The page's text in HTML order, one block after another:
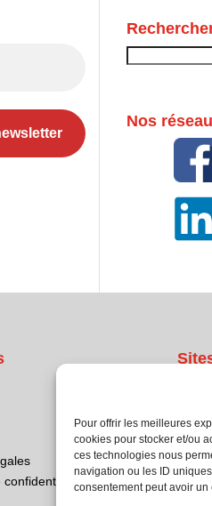
Pour offrir les meilleures
cookies pour stocker et/ou
ces technologies nous
navigation ou les ID
consentement peut avoir
Nos
confidentialité